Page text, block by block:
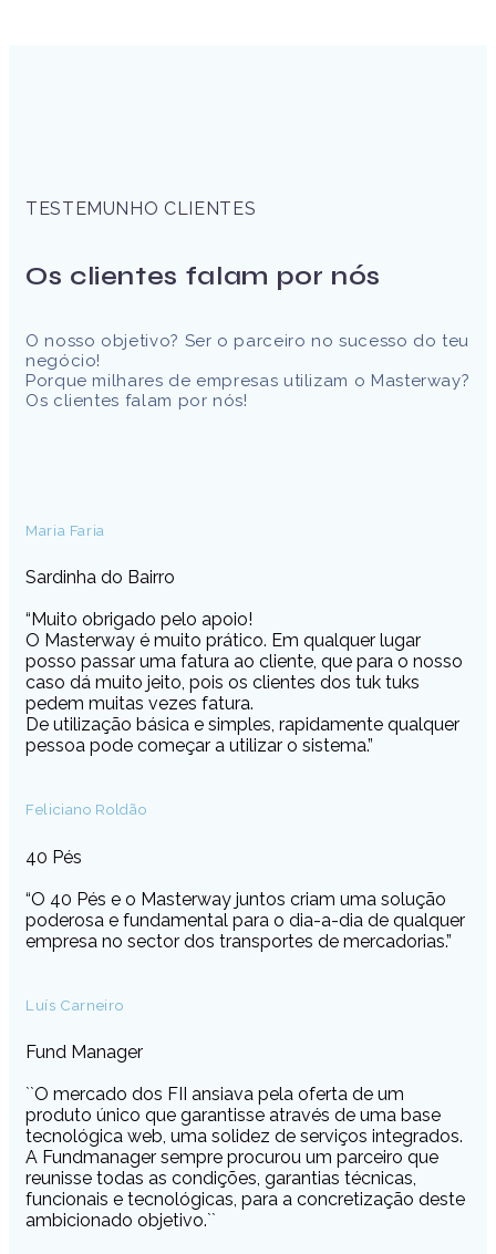
TESTEMUNHO CLIENTES
Os clientes falam por nós
O nosso objetivo? Ser o parceiro no sucesso do teu
negócio!
Porque milhares de empresas utilizam o Masterway?
Os clientes falam por nós!
Maria Faria
Sardinha do Bairro
“Muito obrigado pelo apoio!
O Masterway é muito prático. Em qualquer lugar
posso passar uma fatura ao cliente, que para o nosso
caso dá muito jeito, pois os clientes dos tuk tuks
pedem muitas vezes fatura.
De utilização básica e simples, rapidamente qualquer
pessoa pode começar a utilizar o sistema.”
Feliciano Roldão
40 Pés
“O 40 Pés e o Masterway juntos criam uma solução
poderosa e fundamental para o dia-a-dia de qualquer
empresa no sector dos transportes de mercadorias.”
Luís Carneiro
Fund Manager
``O mercado dos FII ansiava pela oferta de um
produto único que garantisse através de uma base
tecnológica web, uma solidez de serviços integrados.
A Fundmanager sempre procurou um parceiro que
reunisse todas as condições, garantias técnicas,
funcionais e tecnológicas, para a concretização deste
ambicionado objetivo.``